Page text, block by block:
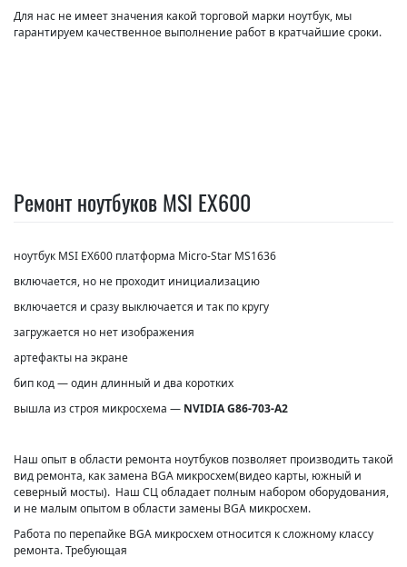
Для нас не имеет значения какой торговой марки ноутбук, мы
гарантируем качественное выполнение работ в кратчайшие сроки.
Ремонт ноутбуков MSI EX600
ноутбук MSI EX600 платформа Micro-Star MS1636
включается, но не проходит инициализацию
включается и сразу выключается и так по кругу
загружается но нет изображения
артефакты на экране
бип код — один длинный и два коротких
вышла из строя микросхема — NVIDIA G86-703-A2
Наш опыт в области ремонта ноутбуков позволяет производить такой
вид ремонта, как замена BGA микросхем(видео карты, южный и
северный мосты). Наш СЦ обладает полным набором оборудования,
и не малым опытом в области замены BGA микросхем.
Работа по перепайке BGA микросхем относится к сложному классу
ремонта. Требующая